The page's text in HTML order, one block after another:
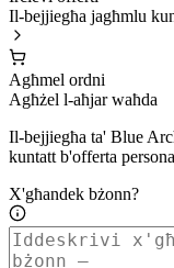
Il-bejjiegħa jagħmlu
Agħmel ordni
Agħżel l-aħjar waħda
Il-bejjiegħa ta' Blue
kuntatt b'offerta
X'għandek bżonn?